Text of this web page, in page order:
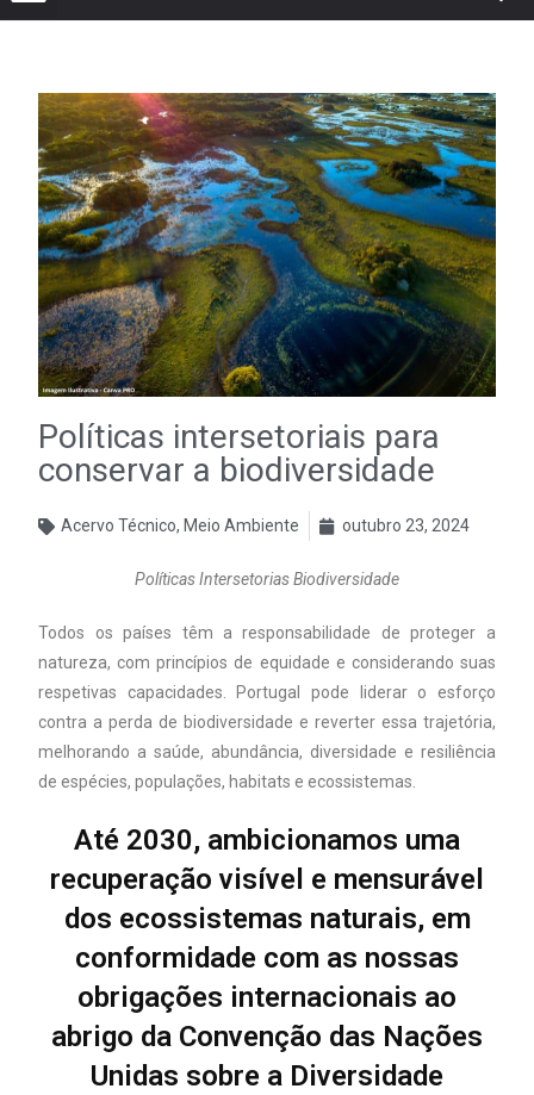
Políticas intersetoriais para
conservar a biodiversidade
Acervo Técnico, Meio Ambiente outubro 23, 2024
Políticas Intersetorias Biodiversidade
Todos os países têm a responsabilidade de proteger a
natureza, com princípios de equidade e considerando suas
respetivas capacidades. Portugal pode liderar o esforço
contra a perda de biodiversidade e reverter essa trajetória,
melhorando a saúde, abundância, diversidade e resiliência
de espécies, populações, habitats e ecossistemas.
Até 2030, ambicionamos uma
recuperação visível e mensurável
dos ecossistemas naturais, em
conformidade com as nossas
obrigações internacionais ao
abrigo da Convenção das Nações
Unidas sobre a Diversidade